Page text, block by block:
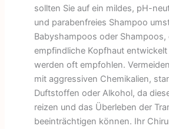
sollten Sie auf ein mildes, pH-
und parabenfreies Shampoo
Babyshampoos oder Shampoos,
empfindliche Kopfhaut entwickelt
werden oft empfohlen.
mit aggressiven Chemikalien,
Duftstoffen oder Alkohol, da
reizen und das Überleben der
beeinträchtigen können. Ihr